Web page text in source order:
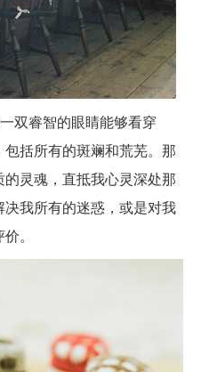
双睿智的眼睛能够看穿
括所有的斑斓和荒芜。那
灵魂，直抵我心灵深处那
我所有的迷惑，或是对我
。